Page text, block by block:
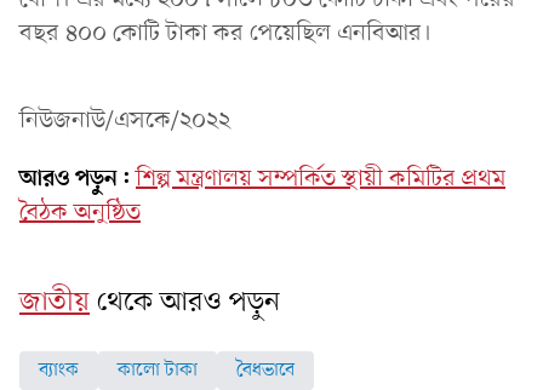
বছর ৪০০ কোটি টাকা কর পেয়েছিল এনবিআর।
নিউজনাউ/এসকে/২০২২
আরও পড়ুন: শিল্প মন্ত্রণালয় সম্পর্কিত স্থায়ী কমিটির প্রথম
বৈঠক অনুষ্ঠিত
জাতীয়থেকে আরও পড়ুন
ব্যাংক কালো টাকা বৈধভাবে